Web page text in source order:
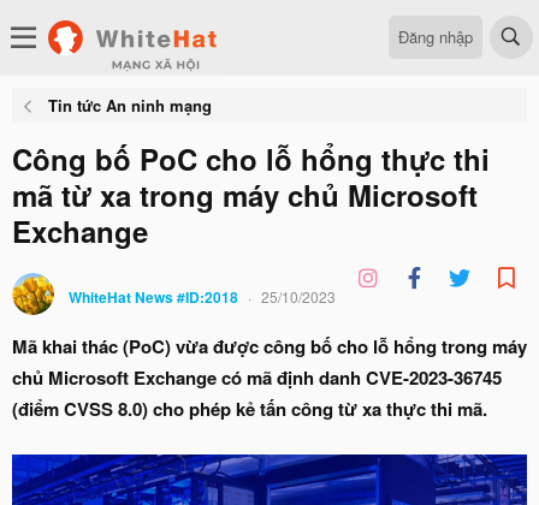
Đăng nhập
Tin tức An ninh mạng
Công bố PoC cho lỗ hổng thực thi
mã từ xa trong máy chủ Microsoft
Exchange
WhiteHat News #ID:2018 25/10/2023
Mã khai thác (PoC) vừa được công bố cho lỗ hổng trong máy
chủ Microsoft Exchange có mã định danh CVE-2023-36745
(điểm CVSS 8.0) cho phép kẻ tấn công từ xa thực thi mã.